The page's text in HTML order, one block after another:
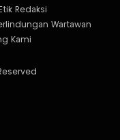
Redaksi
Wartawan
Kami